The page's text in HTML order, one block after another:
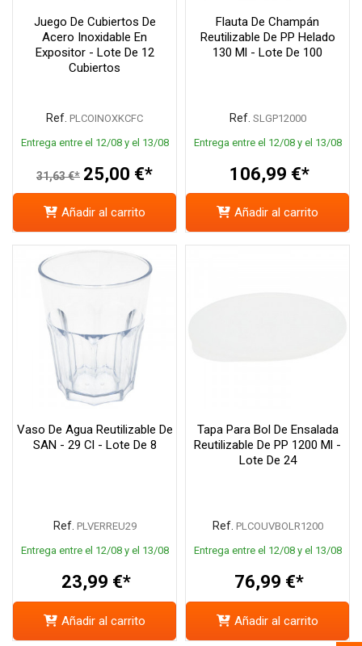
Juego De Cubiertos De
Acero Inoxidable En
Expositor - Lote De 12
Cubiertos
Ref. PLCOINOXKCFC
Entrega entre el 12/08 y el 13/08
31,63 €* 25,00 €*
Añadir al carrito
Flauta De Champán
Reutilizable De PP Helado
130 Ml - Lote De 100
Ref. SLGP12000
Entrega entre el 12/08 y el 13/08
106,99 €*
Añadir al carrito
Vaso De Agua Reutilizable De
SAN - 29 Cl - Lote De 8
Ref. PLVERREU29
Entrega entre el 12/08 y el 13/08
23,99 €*
Añadir al carrito
Tapa Para Bol De Ensalada
Reutilizable De PP 1200 Ml -
Lote De 24
Ref. PLCOUVBOLR1200
Entrega entre el 12/08 y el 13/08
76,99 €*
Añadir al carrito